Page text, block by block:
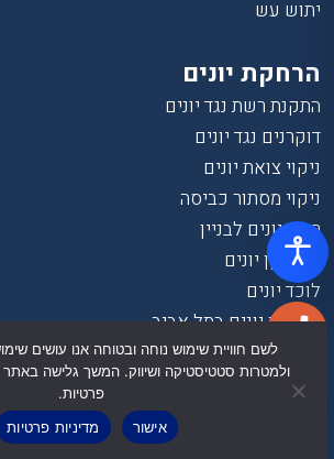
יתוש עש
הרחקת יונים
התקנת רשת נגד יונים
דוקרנים נגד יונים
ניקוי צואת יונים
ניקוי מסתור כביסה
רשת יונים לבניין
פינוי קן יונים
לוכד יונים
הרחקת יונים בתל אביב
הרחקת יונים בחיפה
הרחקת יונים בירושלים
הרחקת יונים בבאר שבע
ולמטרות סטטיסטיקה ושיווק. המשך גלישה באתר
פרטיות.
אישור
מדיניות פרטיות